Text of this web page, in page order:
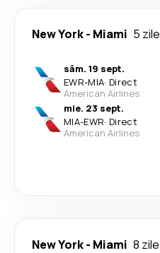
New York- Miami 5 zile
sâm. 19 sept.
EWR-MIA· Direct
American Airlines
mie. 23 sept.
MIA-EWR· Direct
American Airlines
New York- Miami 8 zile